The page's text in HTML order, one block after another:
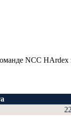
NCC HArdex